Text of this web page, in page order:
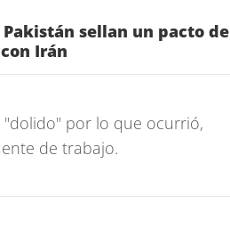
sellan un pacto de
Irán
"dolido" por lo que ocurrió,
de trabajo.